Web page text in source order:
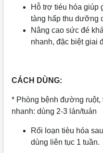
Hỗ trợ tiéu hóa giúp
tàng hấp thu dưỡng
Nâng cao sức đé
nhanh, đặc biệt giai
CÁCH DÙNG:
* Phòng bệnh đường ruột,
nhanh: dùng 2-3 lán/tuán
Rối loạn tièu hóa
dùng liên tục 1 tuần.